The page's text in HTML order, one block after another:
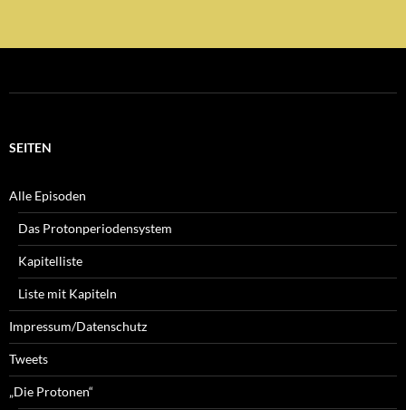
SEITEN
Alle Episoden
Das Protonperiodensystem
Kapitelliste
Liste mit Kapiteln
Impressum/Datenschutz
Tweets
„Die Protonen“